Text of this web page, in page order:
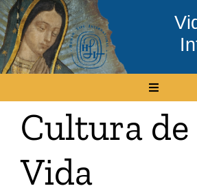
Skip
to
content
Toggle
Inicio
Conócenos
Cultura de
Vida